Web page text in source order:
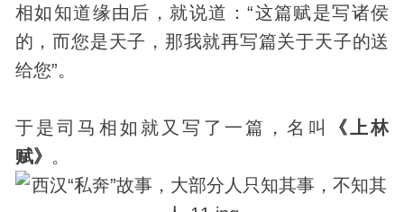
相如知道缘由后，就说道：“这篇赋是写诸侯
的，而您是天子，那我就再写篇关于天子的送
给您”。
于是司马相如就又写了一篇，名叫
《上林
赋》 。